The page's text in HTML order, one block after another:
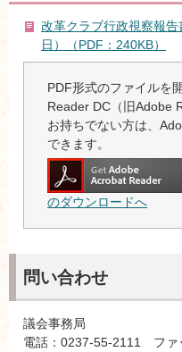
改革クラブ行政視察報
日）（PDF：240KB）
PDF形式のファイルを
Reader DC（旧Adobe
お持ちでない方は、
できます。
のダウンロードへ
問い合わせ
議会事務局
電話：0237-55-2111 ファ